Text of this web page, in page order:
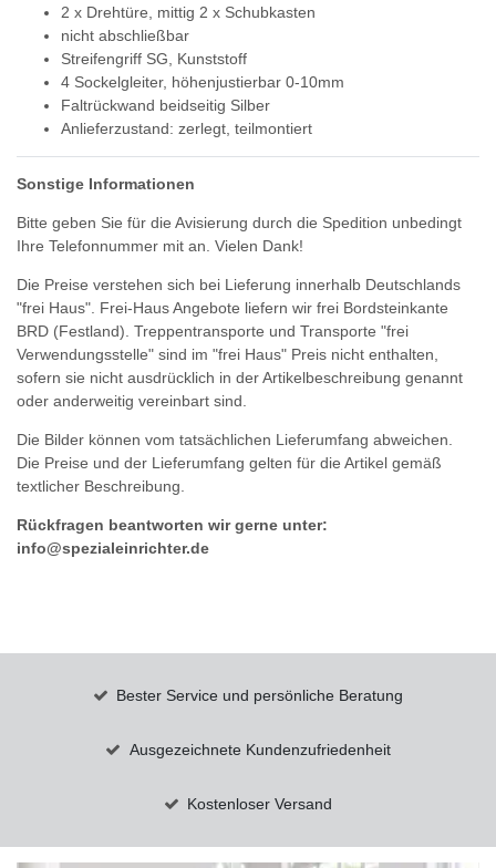
2 x Drehtüre, mittig 2 x Schubkasten
nicht abschließbar
Streifengriff SG, Kunststoff
4 Sockelgleiter, höhenjustierbar 0-10mm
Faltrückwand beidseitig Silber
Anlieferzustand: zerlegt, teilmontiert
Sonstige Informationen
Bitte geben Sie für die Avisierung durch die Spedition unbedingt
Ihre Telefonnummer mit an. Vielen Dank!
Die Preise verstehen sich bei Lieferung innerhalb Deutschlands
"frei Haus". Frei-Haus Angebote liefern wir frei Bordsteinkante
BRD (Festland). Treppentransporte und Transporte "frei
Verwendungsstelle" sind im "frei Haus" Preis nicht enthalten,
sofern sie nicht ausdrücklich in der Artikelbeschreibung genannt
oder anderweitig vereinbart sind.
Die Bilder können vom tatsächlichen Lieferumfang abweichen.
Die Preise und der Lieferumfang gelten für die Artikel gemäß
textlicher Beschreibung.
Rückfragen beantworten wir gerne unter:
info@spezialeinrichter.de
Bester Service und persönliche Beratung
Ausgezeichnete Kundenzufriedenheit
Kostenloser Versand